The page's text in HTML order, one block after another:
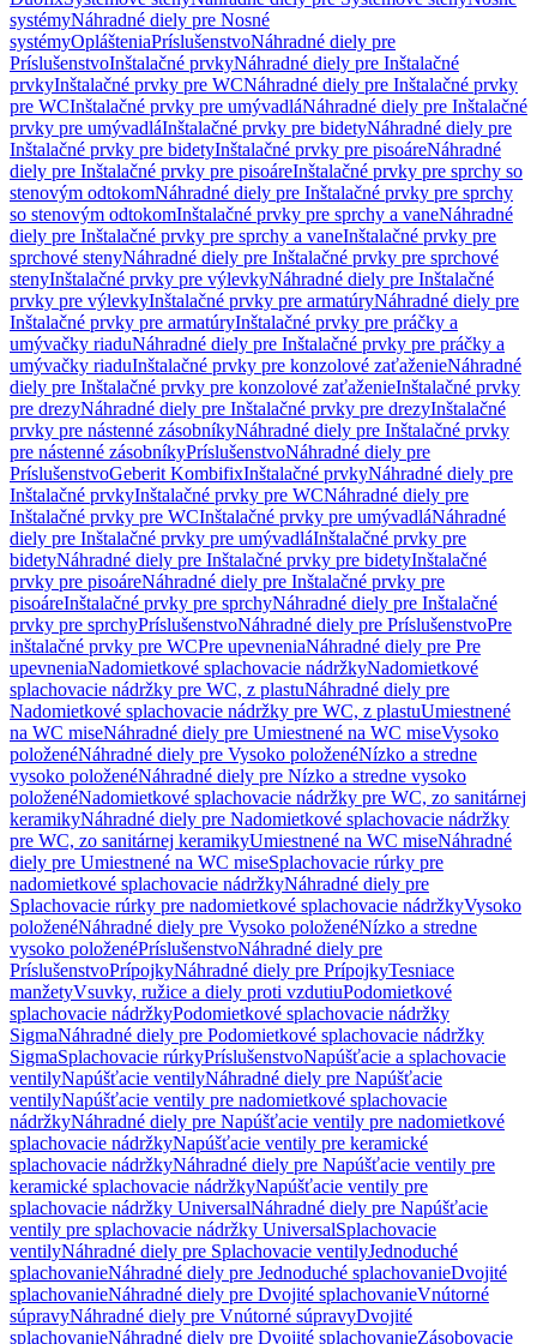
systémyNáhradné diely pre Nosné
systémyOplášteniaPríslušenstvoNáhradné diely pre
PríslušenstvoInštalačné prvkyNáhradné diely pre Inštalačné
prvkyInštalačné prvky pre WCNáhradné diely pre Inštalačné prvky
pre WCInštalačné prvky pre umývadláNáhradné diely pre Inštalačné
prvky pre umývadláInštalačné prvky pre bidetyNáhradné diely pre
Inštalačné prvky pre bidetyInštalačné prvky pre pisoáreNáhradné
diely pre Inštalačné prvky pre pisoáreInštalačné prvky pre sprchy so
stenovým odtokomNáhradné diely pre Inštalačné prvky pre sprchy
so stenovým odtokomInštalačné prvky pre sprchy a vaneNáhradné
diely pre Inštalačné prvky pre sprchy a vaneInštalačné prvky pre
sprchové stenyNáhradné diely pre Inštalačné prvky pre sprchové
stenyInštalačné prvky pre výlevkyNáhradné diely pre Inštalačné
prvky pre výlevkyInštalačné prvky pre armatúryNáhradné diely pre
Inštalačné prvky pre armatúryInštalačné prvky pre práčky a
umývačky riaduNáhradné diely pre Inštalačné prvky pre práčky a
umývačky riaduInštalačné prvky pre konzolové zaťaženieNáhradné
diely pre Inštalačné prvky pre konzolové zaťaženieInštalačné prvky
pre drezyNáhradné diely pre Inštalačné prvky pre drezyInštalačné
prvky pre nástenné zásobníkyNáhradné diely pre Inštalačné prvky
pre nástenné zásobníkyPríslušenstvoNáhradné diely pre
PríslušenstvoGeberit KombifixInštalačné prvkyNáhradné diely pre
Inštalačné prvkyInštalačné prvky pre WCNáhradné diely pre
Inštalačné prvky pre WCInštalačné prvky pre umývadláNáhradné
diely pre Inštalačné prvky pre umývadláInštalačné prvky pre
bidetyNáhradné diely pre Inštalačné prvky pre bidetyInštalačné
prvky pre pisoáreNáhradné diely pre Inštalačné prvky pre
pisoáreInštalačné prvky pre sprchyNáhradné diely pre Inštalačné
prvky pre sprchyPríslušenstvoNáhradné diely pre PríslušenstvoPre
inštalačné prvky pre WCPre upevneniaNáhradné diely pre Pre
upevneniaNadomietkové splachovacie nádržkyNadomietkové
splachovacie nádržky pre WC, z plastuNáhradné diely pre
Nadomietkové splachovacie nádržky pre WC, z plastuUmiestnené
na WC miseNáhradné diely pre Umiestnené na WC miseVysoko
položenéNáhradné diely pre Vysoko položenéNízko a stredne
vysoko položenéNáhradné diely pre Nízko a stredne vysoko
položenéNadomietkové splachovacie nádržky pre WC, zo sanitárnej
keramikyNáhradné diely pre Nadomietkové splachovacie nádržky
pre WC, zo sanitárnej keramikyUmiestnené na WC miseNáhradné
diely pre Umiestnené na WC miseSplachovacie rúrky pre
nadomietkové splachovacie nádržkyNáhradné diely pre
Splachovacie rúrky pre nadomietkové splachovacie nádržkyVysoko
položenéNáhradné diely pre Vysoko položenéNízko a stredne
vysoko položenéPríslušenstvoNáhradné diely pre
PríslušenstvoPrípojkyNáhradné diely pre PrípojkyTesniace
manžetyVsuvky, ružice a diely proti vzdutiuPodomietkové
splachovacie nádržkyPodomietkové splachovacie nádržky
SigmaNáhradné diely pre Podomietkové splachovacie nádržky
SigmaSplachovacie rúrkyPríslušenstvoNapúšťacie a splachovacie
ventilyNapúšťacie ventilyNáhradné diely pre Napúšťacie
ventilyNapúšťacie ventily pre nadomietkové splachovacie
nádržkyNáhradné diely pre Napúšťacie ventily pre nadomietkové
splachovacie nádržkyNapúšťacie ventily pre keramické
splachovacie nádržkyNáhradné diely pre Napúšťacie ventily pre
keramické splachovacie nádržkyNapúšťacie ventily pre
splachovacie nádržky UniversalNáhradné diely pre Napúšťacie
ventily pre splachovacie nádržky UniversalSplachovacie
ventilyNáhradné diely pre Splachovacie ventilyJednoduché
splachovanieNáhradné diely pre Jednoduché splachovanieDvojité
splachovanieNáhradné diely pre Dvojité splachovanieVnútorné
súpravyNáhradné diely pre Vnútorné súpravyDvojité
splachovanieNáhradné diely pre Dvojité splachovanieZásobovacie